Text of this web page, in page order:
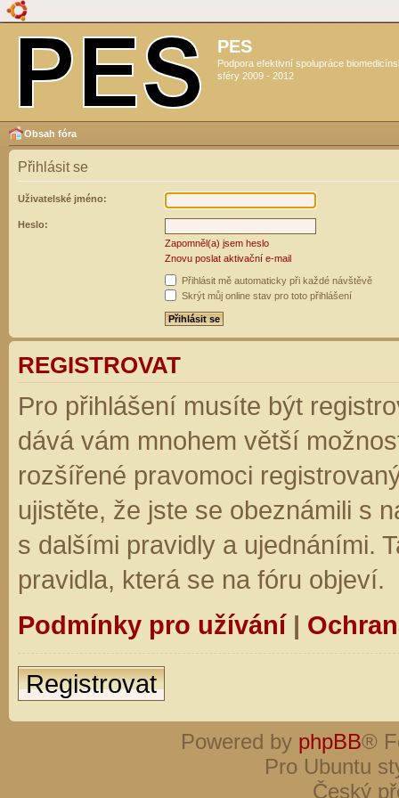
PES
Podpora efektivní spolupráce
sféry 2009 - 2012
Obsah fóra
Přihlásit se
Uživatelské jméno:
Heslo:
Zapomněl(a) jsem heslo
Znovu poslat aktivační e-mail
Přihlásit mě automaticky při každé návštěvě
Skrýt můj online stav pro toto přihlášení
REGISTROVAT
Pro přihlášení musíte být
dává vám mnohem větší
rozšířené pravomoci
ujistěte, že jste se obeznámili s
s dalšími pravidly a ujednáními.
pravidla, která se na fóru objeví.
Podmínky pro užívání|
Registrovat
Powered by phpBB®
Pro Ubuntu
Český